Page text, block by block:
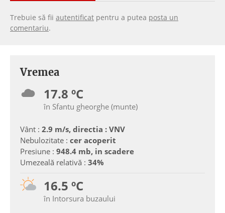
Trebuie să fii autentificat pentru a putea posta un
comentariu.
Vremea
17.8 ºC
în Sfantu gheorghe (munte)
Vânt : 2.9 m/s, directia : VNV
Nebulozitate : cer acoperit
Presiune : 948.4 mb, in scadere
Umezeală relativă : 34%
16.5 ºC
în Intorsura buzaului